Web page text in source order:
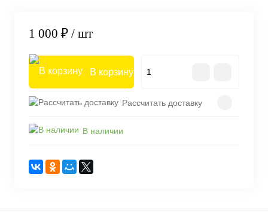
1 000 ₽ / шт
В корзину
Рассчитать доставку
В наличии